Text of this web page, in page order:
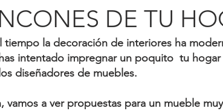
DE TU
tiempo la decoración de interiores ha
intentado impregnar un poquito  tu
diseñadores de muebles.
vamos a ver propuestas para un mueble